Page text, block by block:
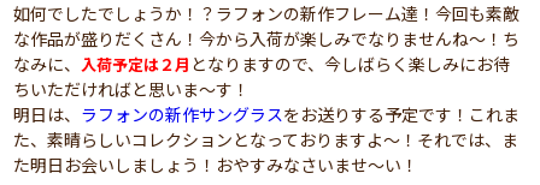
如何でしたでしょうか！？ラフォンの新作フレーム達！今回も素敵
な作品が盛りだくさん！今から入荷が楽しみでなりませんね～！ち
なみに、入荷予定は２月 となりますので、今しばらく楽しみにお待
ちいただければと思いま～す！
明日は、 ラフォンの新作サングラスをお送りする予定です！これま
た、素晴らしいコレクションとなっておりますよ～！それでは、ま
た明日お会いしましょう！おやすみなさいませ～い！